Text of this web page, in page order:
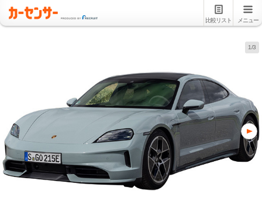
比較リスト メニュー
1/3